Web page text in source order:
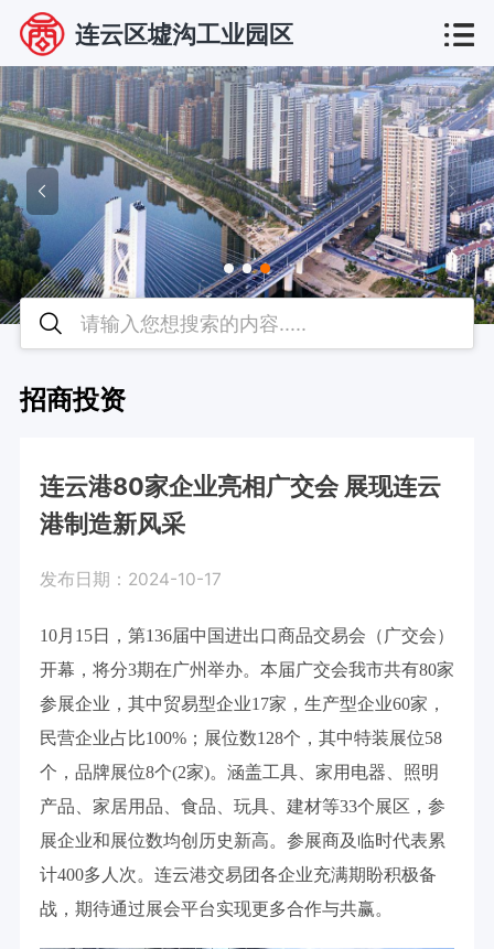
连云区墟沟工业园区
招商投资
连云港80家企业亮相广交会 展现连云
港制造新风采
发布日期：2024-10-17
10月15日，第136届中国进出口商品交易会（广交会）
开幕，将分3期在广州举办。本届广交会我市共有80家
参展企业，其中贸易型企业17家，生产型企业60家，
民营企业占比100%；展位数128个，其中特装展位58
个，品牌展位8个(2家)。涵盖工具、家用电器、照明
产品、家居用品、食品、玩具、建材等33个展区，参
展企业和展位数均创历史新高。参展商及临时代表累
计400多人次。连云港交易团各企业充满期盼积极备
战，期待通过展会平台实现更多合作与共赢。